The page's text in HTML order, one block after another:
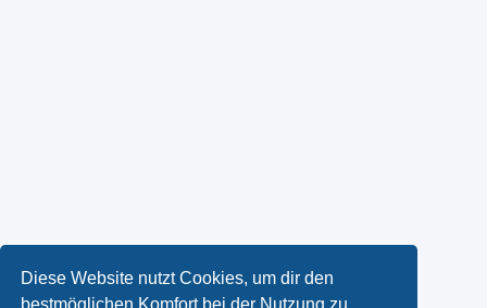
Diese Website nutzt Cookies, um dir den
bestmöglichen Komfort bei der Nutzung zu